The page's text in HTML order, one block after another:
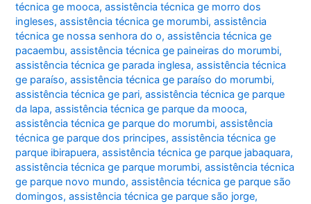
técnica ge mooca,assistência técnica ge morro dos
ingleses,assistência técnica ge morumbi,assistência
técnica ge nossa senhora do o,assistência técnica ge
pacaembu,assistência técnica ge paineiras do morumbi,
assistência técnica ge parada inglesa,assistência técnica
ge paraíso,assistência técnica ge paraíso do morumbi,
assistência técnica ge pari,assistência técnica ge parque
da lapa,assistência técnica ge parque da mooca,
assistência técnica ge parque do morumbi,assistência
técnica ge parque dos principes,assistência técnica ge
parque ibirapuera,assistência técnica ge parque jabaquara,
assistência técnica ge parque morumbi,assistência técnica
ge parque novo mundo,assistência técnica ge parque são
domingos,assistência técnica ge parque são jorge,